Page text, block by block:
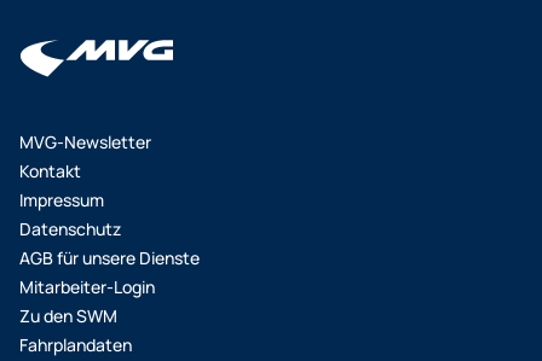
MVG-Newsletter
Kontakt
Impressum
Datenschutz
AGB für unsere Dienste
Mitarbeiter-Login
Zu den SWM
Fahrplandaten